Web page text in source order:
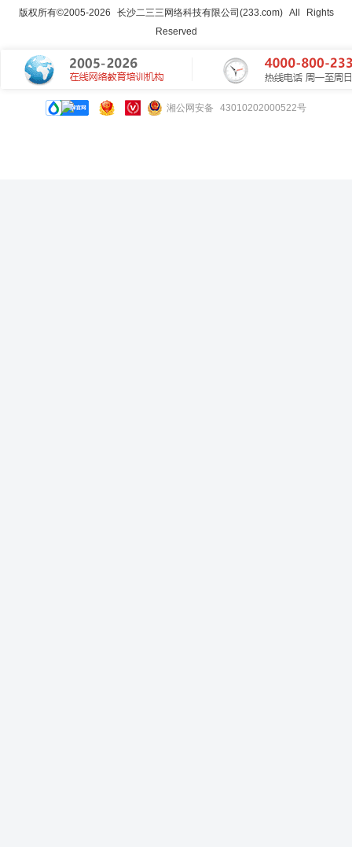
版权所有©2005-2026 长沙二三三网络科技有限公司(233.com)All Rights
Reserved
湘公网安备 43010202000522号